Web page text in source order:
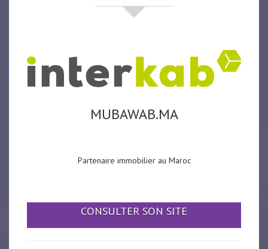
MUBAWAB.MA
Partenaire immobilier au Maroc
CONSULTER SON SITE